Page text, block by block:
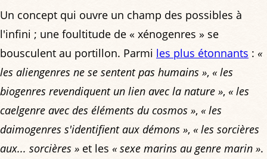
Un concept qui ouvre un champ des possibles à
l'infini ; une foultitude de « xénogenres » se
bousculent au portillon. Parmi les plus étonnants : «
les aliengenres ne se sentent pas humains », « les
biogenres revendiquent un lien avec la nature », « les
caelgenre avec des éléments du cosmos », « les
daimogenres s'identifient aux démons », « les sorcières
aux... sorcières » et les « sexe marins au genre marin ».